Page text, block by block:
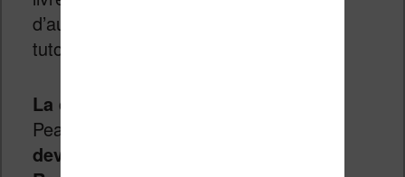
d’autres moyens (manuels en ligne,
tutoriels, vidéos ou MOOC).
La conséquence est terrible
Pearson Publishing qui va
devoir vendre ses parts de Penguin